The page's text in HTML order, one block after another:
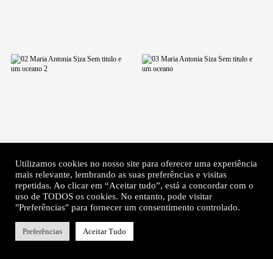
Utilizamos cookies no nosso site para oferecer uma experiência
mais relevante, lembrando as suas preferências e visitas
repetidas. Ao clicar em “Aceitar tudo”, está a concordar com o
uso de TODOS os cookies. No entanto, pode visitar
"Preferências" para fornecer um consentimento controlado.
Preferências Aceitar Tudo